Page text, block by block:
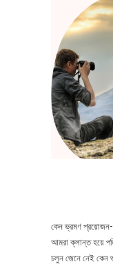
কেন ভ্রমণ প্রয়োজন-
আমরা ক্লান্ত হয়ে
চলুন জেনে নেই কেন